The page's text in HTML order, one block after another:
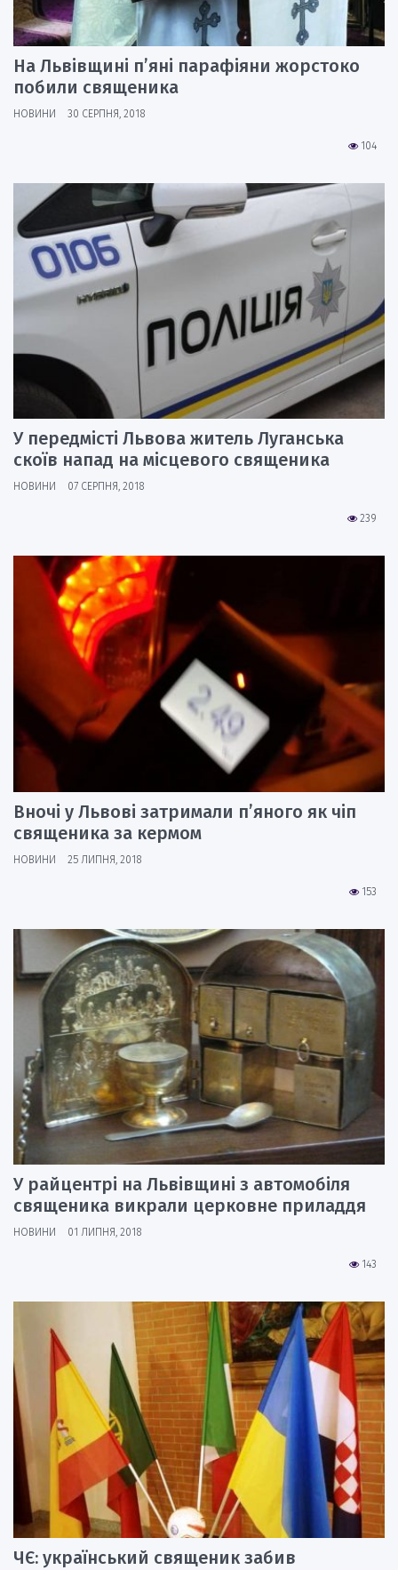
На Львівщині п’яні парафіяни жорстоко
побили священика
НОВИНИ 30 СЕРПНЯ, 2018
104
У передмісті Львова житель Луганська
скоїв напад на місцевого священика
НОВИНИ 07 СЕРПНЯ, 2018
239
Вночі у Львові затримали п’яного як чіп
священика за кермом
НОВИНИ 25 ЛИПНЯ, 2018
153
У райцентрі на Львівщині з автомобіля
священика викрали церковне приладдя
НОВИНИ 01 ЛИПНЯ, 2018
143
ЧЄ: український священик забив